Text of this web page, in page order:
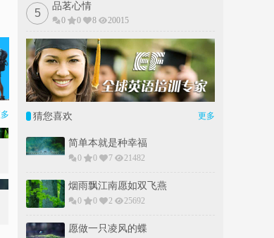
品茗心情
0 0 8 20015
5
猜您喜欢 更多
简单本就是种幸福
0 0 7 21482
烟雨飘江南愿如双飞燕
0 0 2 25692
愿做一只凌风的蝶